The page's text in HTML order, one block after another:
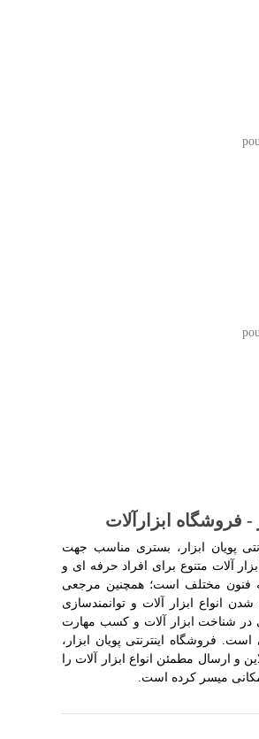
- فروشگاه ابزارآلات
پویان ابزار، بستری مناسب جهت
آلات متنوع برای افراد حرفه ای و
فنون مختلف است؛ همچنین مرجعی
شدن انواع ابزار آلات و توانمندسازی
در شناخت ابزار آلات و کسب مهارت
فروشگاه اینترنتی پویان ابزار،
و ارسال مطمئن انواع ابزار آلات را
میسر کرده است.